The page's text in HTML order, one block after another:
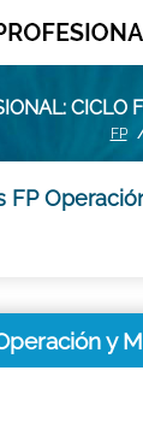
CICLO
FP
FP
y